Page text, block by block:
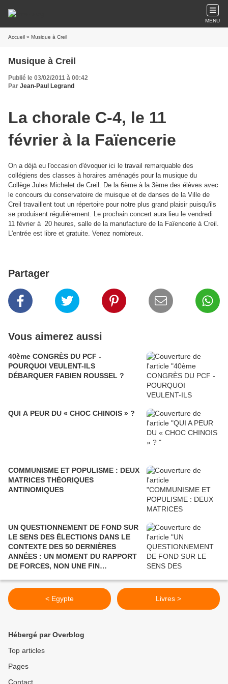
MENU
Accueil » Musique à Creil
Musique à Creil
Publié le 03/02/2011 à 00:42
Par Jean-Paul Legrand
La chorale C-4, le 11
février à la Faïencerie
On a déjà eu l'occasion d'évoquer ici le travail remarquable des
collégiens des classes à horaires aménagés pour la musique du
Collège Jules Michelet de Creil. De la 6ème à la 3ème des élèves avec
le concours du conservatoire de muisque et de danses de la Ville de
Creil travaillent tout un répertoire pour notre plus grand plaisir puisqu'ils
se produisent régulièrement. Le prochain concert aura lieu le vendredi
11 février à 20 heures, salle de la manufacture de la Faïencerie à Creil.
L'entrée est libre et gratuite. Venez nombreux.
Partager
Vous aimerez aussi
40ème CONGRÈS DU PCF -
POURQUOI VEULENT-ILS
DÉBARQUER FABIEN ROUSSEL ?
QUI A PEUR DU « CHOC CHINOIS » ?
COMMUNISME ET POPULISME : DEUX
MATRICES THÉORIQUES
ANTINOMIQUES
UN QUESTIONNEMENT DE FOND SUR
LE SENS DES ÉLECTIONS DANS LE
CONTEXTE DES 50 DERNIÈRES
ANNÉES : UN MOMENT DU RAPPORT
DE FORCES, NON UNE FIN
< Egypte Livres >
Hébergé par Overblog
Top articles
Pages
Contact